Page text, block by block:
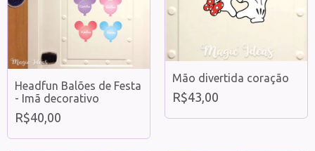
Headfun Balões de Festa
- Imã decorativo
R$40,00
Mão divertida coração
R$43,00